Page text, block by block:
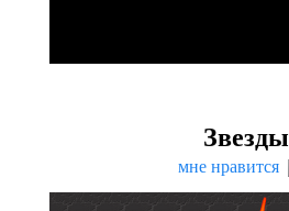
Звезды
мне нравится